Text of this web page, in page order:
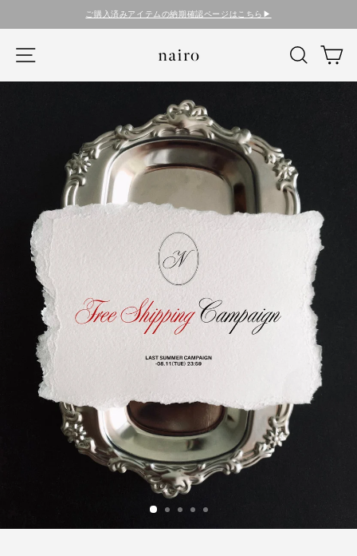
ご購入済みアイテムの納期確認ページはこちら▶︎
nairo 検索 カ